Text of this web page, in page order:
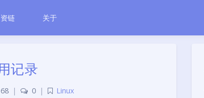
资链 关于
记录
| 0 |
Linux